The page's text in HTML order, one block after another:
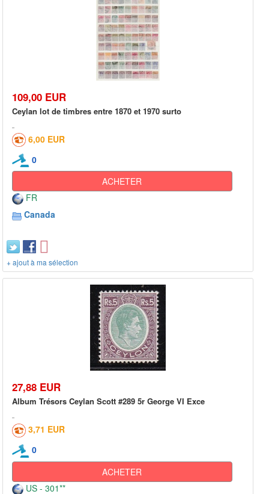
109,00 EUR
Ceylan lot de timbres entre 1870 et 1970 surto
6,00 EUR
0
ACHETER
FR
Canada
+ ajout à ma sélection
27,88 EUR
Album Trésors Ceylan Scott #289 5r George VI Exce
3,71 EUR
0
ACHETER
US - 301**